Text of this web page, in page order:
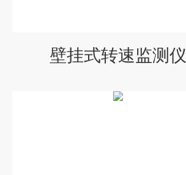
壁挂式转速监测仪